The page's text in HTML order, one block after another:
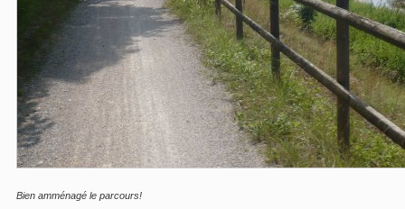
Bien amménagé le parcours!